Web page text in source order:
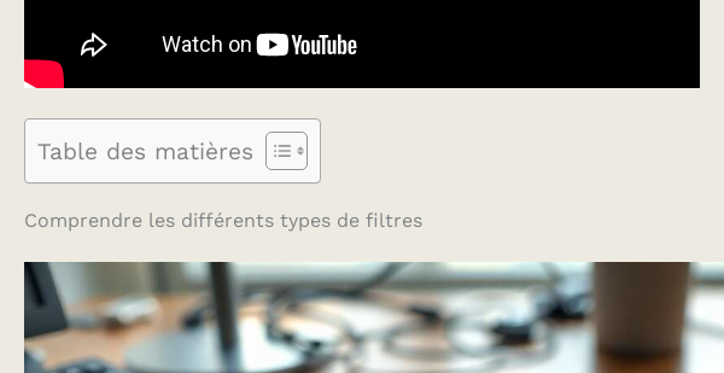
Table des matières
Comprendre les différents types de filtres